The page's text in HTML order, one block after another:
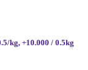
kg, +10.000 / 0.5kg